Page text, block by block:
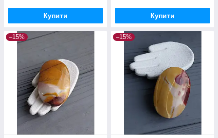
Купити Купити
–15% –15%